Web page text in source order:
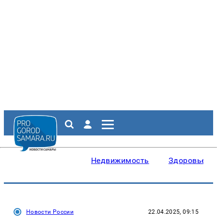
Недвижимость Здоровье
Новости России 22.04.2025, 09:15